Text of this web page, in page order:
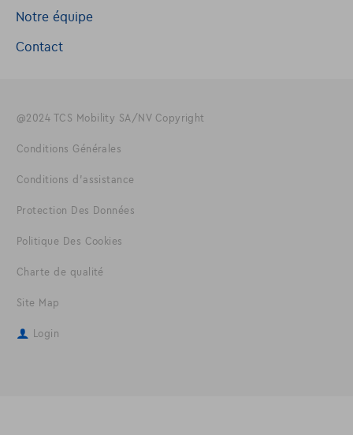
Notre équipe
Contact
@2024 TCS Mobility SA/NV Copyright
Conditions Générales
Conditions d'assistance
Protection Des Données
Politique Des Cookies
Charte de qualité
Site Map
Login